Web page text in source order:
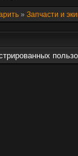
» Запчасти и